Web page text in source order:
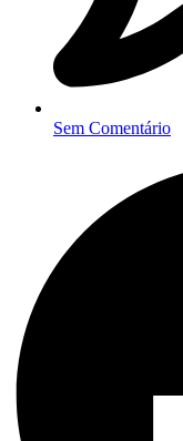
Sem Comentário